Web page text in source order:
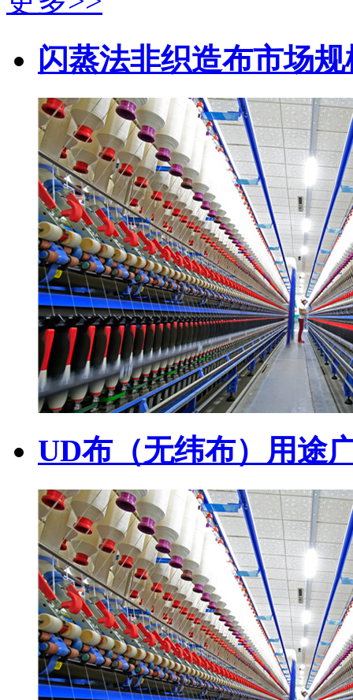
闪蒸法非织造布市场
UD布（无纬布）用途